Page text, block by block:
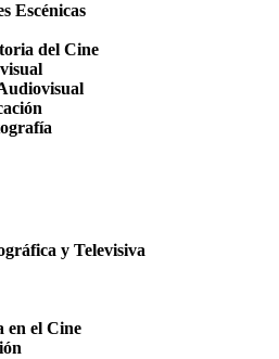
Escénicas
del Cine
y Televisiva
en el Cine